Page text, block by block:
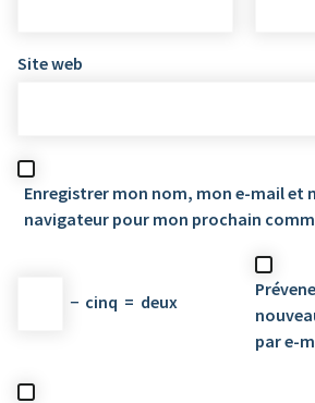
Site web
Enregistrer mon nom, mon e-mail et
navigateur pour mon prochain
− cinq = deux
par e-